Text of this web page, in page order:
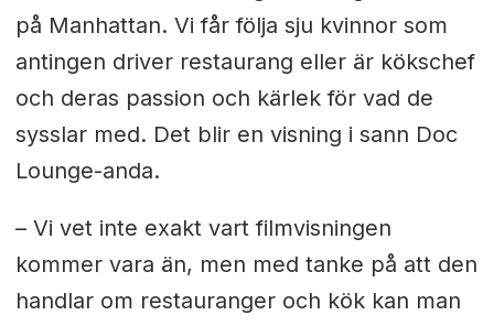
på Manhattan. Vi får följa sju kvinnor som
antingen driver restaurang eller är kökschef
och deras passion och kärlek för vad de
sysslar med. Det blir en visning i sann Doc
Lounge-anda.
– Vi vet inte exakt vart filmvisningen
kommer vara än, men med tanke på att den
handlar om restauranger och kök kan man